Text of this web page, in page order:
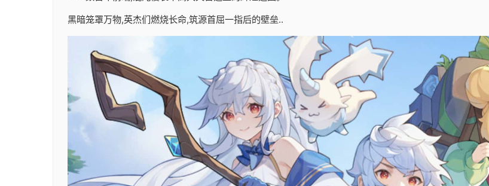
黑暗笼罩万物,英杰们燃烧长命,筑源首屈一指后的壁垒..